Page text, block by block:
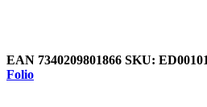
EAN 7340209801866 SKU:
Folio